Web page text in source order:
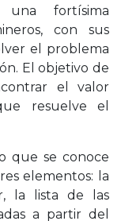
una fortísima
con sus
el problema
El objetivo de
el valor
resuelve el
que se conoce
elementos: la
la lista de las
a partir del